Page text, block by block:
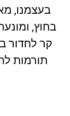
בעצמנו,
בחוץ,
קר לחדור
תורמות